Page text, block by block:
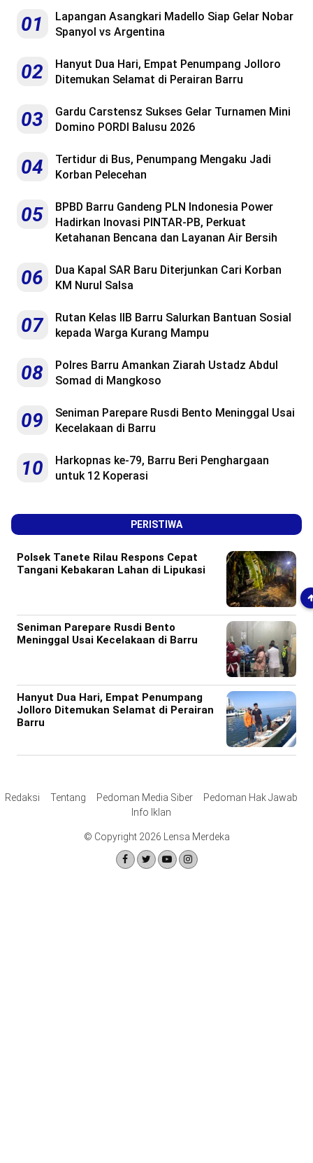
01
Lapangan Asangkari Madello Siap Gelar Nobar
Spanyol vs Argentina
02
Hanyut Dua Hari, Empat Penumpang Jolloro
Ditemukan Selamat di Perairan Barru
03
Gardu Carstensz Sukses Gelar Turnamen Mini
Domino PORDI Balusu 2026
04
Tertidur di Bus, Penumpang Mengaku Jadi
Korban Pelecehan
05
BPBD Barru Gandeng PLN Indonesia Power
Hadirkan Inovasi PINTAR-PB, Perkuat
Ketahanan Bencana dan Layanan Air Bersih
06
Dua Kapal SAR Baru Diterjunkan Cari Korban
KM Nurul Salsa
07
Rutan Kelas IIB Barru Salurkan Bantuan Sosial
kepada Warga Kurang Mampu
08
Polres Barru Amankan Ziarah Ustadz Abdul
Somad di Mangkoso
09
Seniman Parepare Rusdi Bento Meninggal Usai
Kecelakaan di Barru
10
Harkopnas ke-79, Barru Beri Penghargaan
untuk 12 Koperasi
PERISTIWA
Polsek Tanete Rilau Respons Cepat
Tangani Kebakaran Lahan di Lipukasi
Seniman Parepare Rusdi Bento
Meninggal Usai Kecelakaan di Barru
Hanyut Dua Hari, Empat Penumpang
Jolloro Ditemukan Selamat di Perairan
Barru
Redaksi Tentang Pedoman Media Siber
Pedoman Hak Jawab
Info Iklan
© Copyright 2026 Lensa Merdeka